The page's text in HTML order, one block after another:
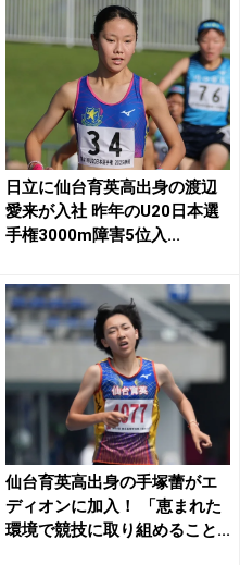
日立に仙台育英高出身の渡辺
愛来が入社 昨年のU20日本選
手権3000m障害5位入...
仙台育英高出身の手塚蕾がエ
ディオンに加入！ 「恵まれた
環境で競技に取り組めること...